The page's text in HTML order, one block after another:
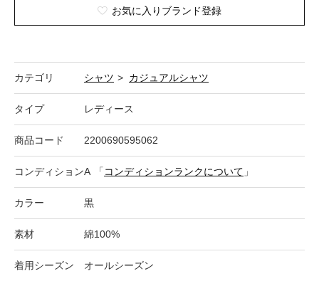
お気に入りブランド登録
カテゴリ シャツ > カジュアルシャツ
タイプ レディース
商品コード 2200690595062
コンディションA 「 コンディションランクについて 」
カラー 黒
素材 綿100%
着用シーズン オールシーズン